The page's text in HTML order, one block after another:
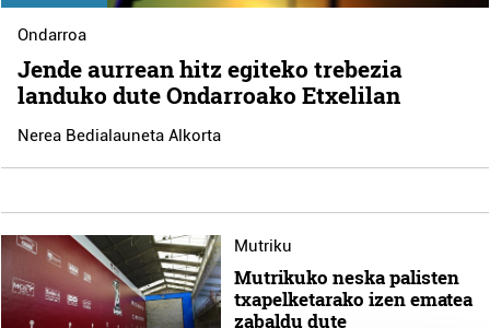
Ondarroa
Jende aurrean hitz egiteko trebezia
landuko dute Ondarroako Etxelilan
Nerea Bedialauneta Alkorta
Mutriku
Mutrikuko neska palisten
txapelketarako izen ematea
zabaldu dute